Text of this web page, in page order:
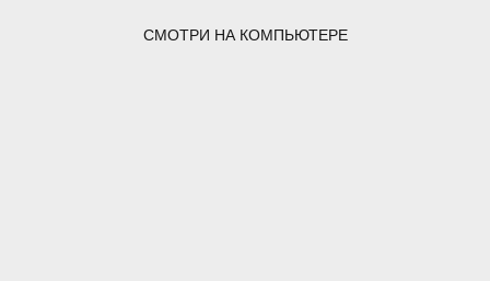
СМОТРИ НА КОМПЬЮТЕРЕ